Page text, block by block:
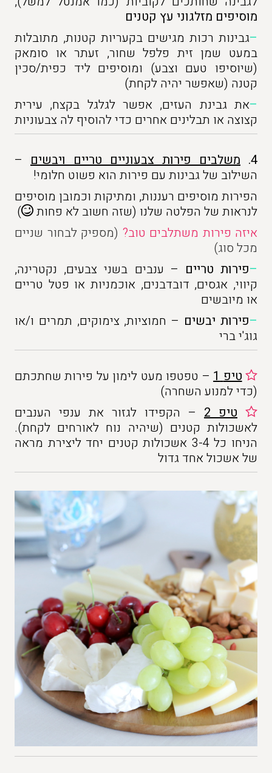
מוסיפים מזלגוני עץ קטנים
–גבינות רכות מגישים בקעריות קטנות, מתובלות
במעט שמן זית פלפל שחור, זעתר או סומאק
(שיוסיפו טעם וצבע) ומוסיפים ליד כפית/סכין
קטנה (שאפשר יהיה לקחת)
–את גבינת העזים, אפשר לגלגל בקצח, עירית
קצוצה או תבלינים אחרים כדי להוסיף לה צבעוניות
4. משלבים פירות צבעוניים טריים ויבשים –
השילוב של גבינות עם פירות הוא פשוט חלומי!
הפירות מוסיפים רעננות, ומתיקות וכמובן מוסיפים
לנראות של הפלטה שלנו (שזה חשוב לא פחות
)
איזה פירות משתלבים טוב? (מספיק לבחור שניים
מכל סוג)
–פירות טריים – ענבים בשני צבעים, נקטרינה,
קיווי, אגסים, דובדבנים, אוכמניות או פטל טריים
או מיובשים
–פירות יבשים – חמוציות, צימוקים, תמרים ו/או
גוג'י ברי
טיפ1– טפטפו מעט לימון על פירות שחתכתם
(כדי למנוע השחרה)
טיפ 2
– הקפידו לגזור את ענפי הענבים
לאשכולות קטנים (שיהיה נוח לאורחים לקחת).
הניחו כל 3-4 אשכולות קטנים יחד ליצירת מראה
של אשכול אחד גדול